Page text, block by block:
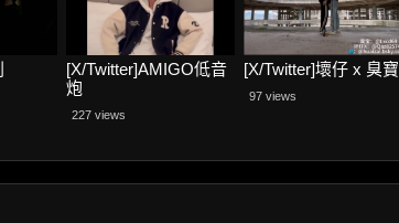
[X/Twitter]AMIGO低音
炮
227 views
[X/Twitter]壞仔 x 臭寶
97 views